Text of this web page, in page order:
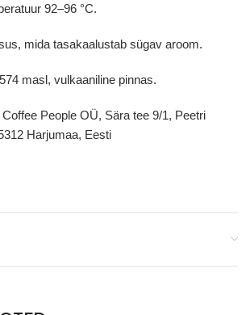
92–96 °C.
mida tasakaalustab sügav aroom.
masl, vulkaaniline pinnas.
Coffee People OÜ, Sära tee 9/1, Peetri
Harjumaa, Eesti